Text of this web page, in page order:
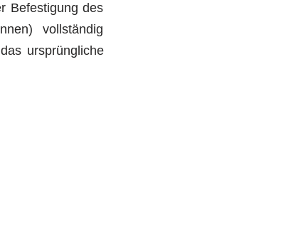
Befestigung des
vollständig
ursprüngliche